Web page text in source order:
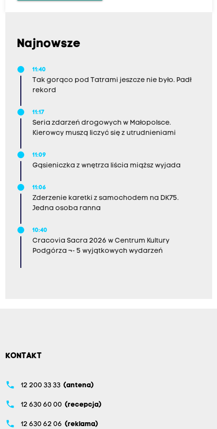
Najnowsze
11:40
Tak gorąco pod Tatrami jeszcze nie było. Padł
rekord
11:17
Seria zdarzeń drogowych w Małopolsce.
Kierowcy muszą liczyć się z utrudnieniami
11:09
Gąsieniczka z wnętrza liścia miąższ wyjada
11:06
Zderzenie karetki z samochodem na DK75.
Jedna osoba ranna
10:40
Cracovia Sacra 2026 w Centrum Kultury
Podgórza ¬- 5 wyjątkowych wydarzeń
KONTAKT
phone 12 200 33 33 (antena)
phone 12 630 60 00 (recepcja)
phone 12 630 62 06 (reklama)